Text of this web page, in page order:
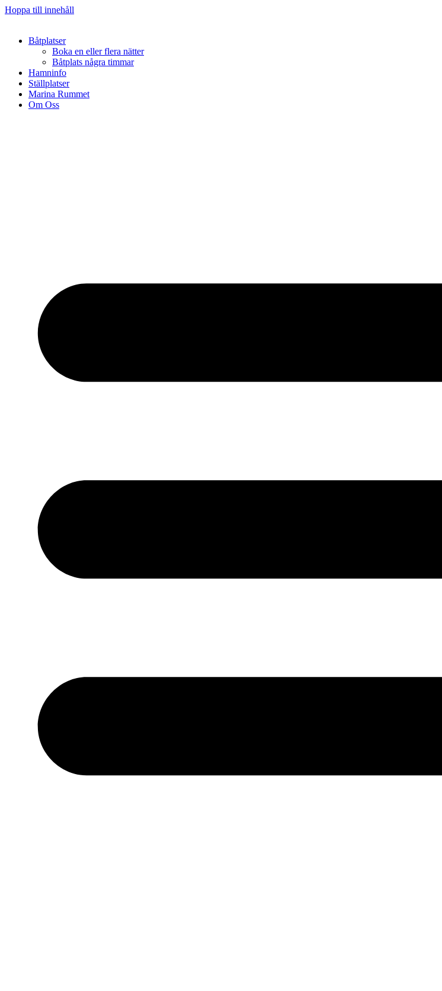
Hoppa till innehåll
Båtplatser
Boka en eller flera nätter
Båtplats några timmar
Hamninfo
Ställplatser
Marina Rummet
Om Oss